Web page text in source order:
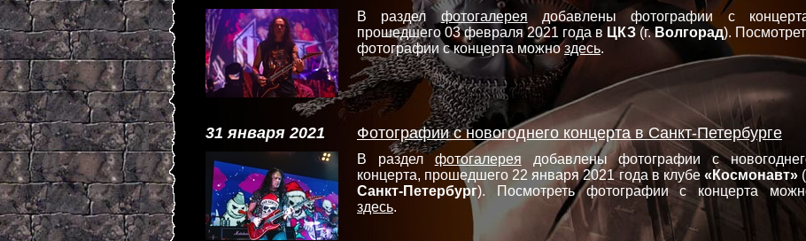
В раздел фотогалерея добавлены фотографии с
прошедшего 03 февраля 2021 года в ЦКЗ (г.Волгорад).
фотографии с концерта можноздесь.
31 января 2021 Фотографии с новогоднего концерта в Санкт-Петербурге
В раздел фотогалерея добавлены фотографии с
концерта, прошедшего 22 января 2021 года в клубе «Космонавт»
Санкт-Петербург). Посмотреть фотографии с концерта
здесь.